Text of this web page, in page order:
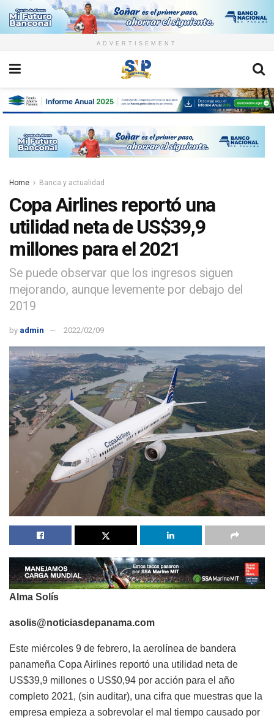
ADVERTISEMENT
Home Banca y actualidad
Copa Airlines reportó una
utilidad neta de US$39,9
millones para el 2021
Se puede observar que los ingresos siguen
mejorando, aunque levemente por debajo del
2019
by admin 2022/02/09
Alma Solís
asolis@noticiasdepanama.com
Este miércoles 9 de febrero, la aerolínea de bandera
panameña Copa Airlines reportó una utilidad neta de
US$39,9 millones o US$0,94 por acción para el año
completo 2021, (sin auditar), una cifra que muestras que la
empresa empieza a sobrevolar el mal tiempo causado por